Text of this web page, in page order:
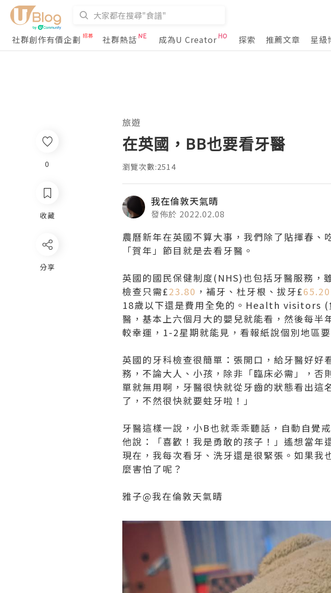
社群創作有價企劃
社群熱話 成為U Creator 探索 推薦文章 星級
旅遊
在英國，BB也要看牙醫
瀏覽次數:2514
我在倫敦天氣晴
發佈於 2022.02.08
農曆新年在英國不算大事，我們除了貼揮春
「賀年」節目就是去看牙醫。
英國的國民保健制度(NHS)也包括牙醫服務，
檢查只需£23.80 ，補牙、杜牙根、拔牙£65.20
18歲以下還是費用全免的。Health visitors (
醫，基本上六個月大的嬰兒就能看，然後每
較幸運，1-2星期就能見，看報紙說個別地區
英國的牙科檢查很簡單：張開口，給牙醫好
務，不論大人、小孩，除非「臨床必需」，否
單就無用啊，牙醫很快就從牙齒的狀態看出
了，不然很快就要蛀牙啦！」
牙醫這樣一說，小B也就乖乖聽話，自動自覺
他說：「喜歡！我是勇敢的孩子！」遙想當年
現在，我每次看牙、洗牙還是很緊張。如果
麼害怕了呢？
雅子@我在倫敦天氣晴
0
收藏
分享